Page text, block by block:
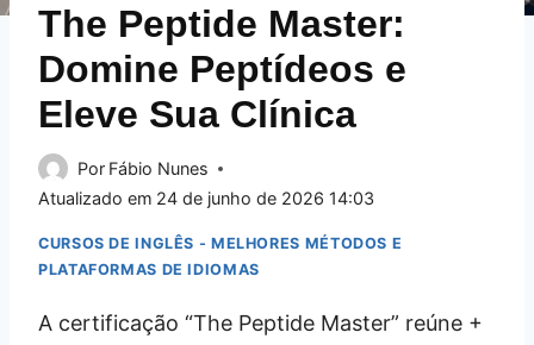
The Peptide Master:
Domine Peptídeos e
Eleve Sua Clínica
Por Fábio Nunes
Atualizado em 24 de junho de 2026 14:03
CURSOS DE INGLÊS - MELHORES MÉTODOS E
PLATAFORMAS DE IDIOMAS
A certificação “The Peptide Master” reúne +